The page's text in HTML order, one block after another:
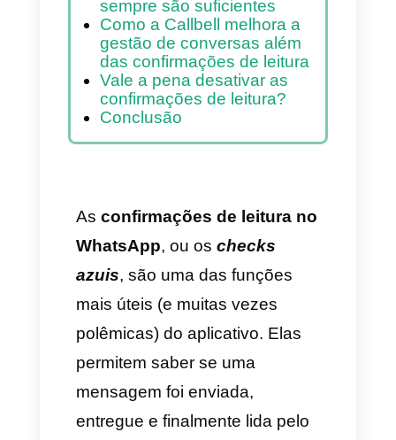
O que são as confirmações
de leitura no WhatsApp?
Como ativar ou desativar
as confirmações de leitura
Confirmações de leitura e
negócios: por que nem
sempre são suficientes
das confirmações de leitura
Vale a pena desativar as
confirmações de leitura?
Conclusão
confirmações de leitura no